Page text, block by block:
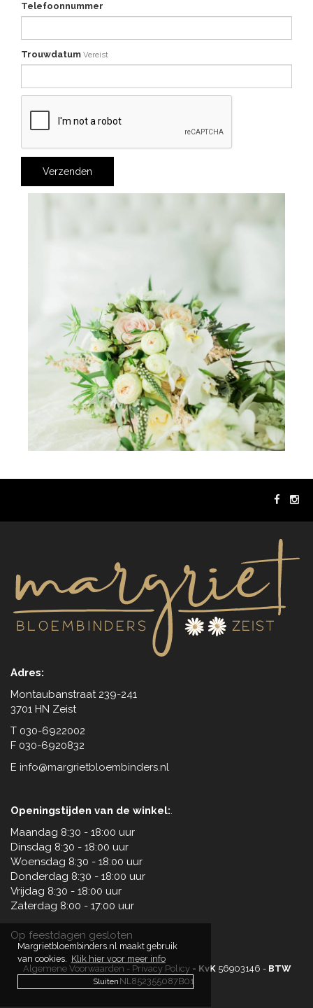
Margrietbloembinders.nl maakt gebruik
van cookies.
Klik hier voor meer info
Sluiten
Telefoonnummer
Trouwdatum Vereist
Adres:
Montaubanstraat 239-241
3701 HN Zeist
T 030-6922002
F 030-6920832
E info@margrietbloembinders.nl
Openingstijden van de winkel:.
Maandag 8:30 - 18:00 uur
Dinsdag 8:30 - 18:00 uur
Woensdag 8:30 - 18:00 uur
Donderdag 8:30 - 18:00 uur
Vrijdag 8:30 - 18:00 uur
Zaterdag 8:00 - 17:00 uur
Op feestdagen gesloten
Algemene Voorwaarden - Privacy Policy- KvK56903146 - BTW
NL852355087B01